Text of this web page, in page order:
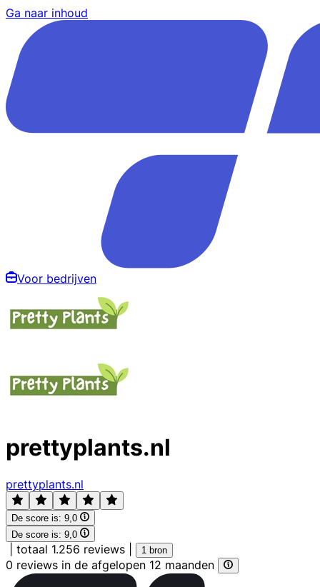
Ga naar inhoud
Voor bedrijven
prettyplants.nl
prettyplants.nl
De score is: 9,0
De score is: 9,0
totaal 1.256 reviews 1 bron
0 reviews in de afgelopen 12 maanden